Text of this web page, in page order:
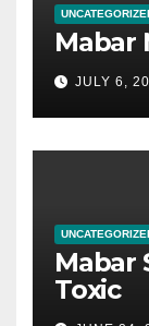
Mabar
JULY 6,
Mabar
Toxic